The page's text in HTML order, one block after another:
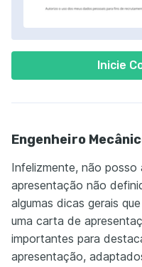
Inicie
Engenheiro
Infelizmente, não posso
apresentação não
algumas dicas gerais
uma carta de
importantes para
apresentação,